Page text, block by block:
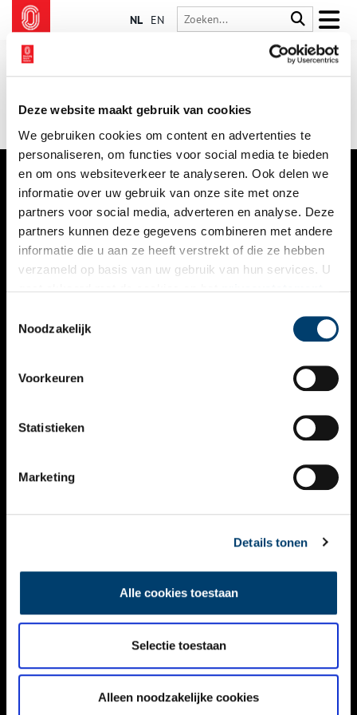
Deze website maakt gebruik van cookies
We gebruiken cookies om content en advertenties te
personaliseren, om functies voor social media te bieden
en om ons websiteverkeer te analyseren. Ook delen we
informatie over uw gebruik van onze site met onze
partners voor social media, adverteren en analyse. Deze
partners kunnen deze gegevens combineren met andere
informatie die u aan ze heeft verstrekt of die ze hebben
verzameld op basis van uw gebruik van hun services. U
Noodzakelijk
Voorkeuren
Statistieken
Marketing
Details tonen
Alle cookies toestaan
Selectie toestaan
Alleen noodzakelijke cookies
NL EN
VERHALEN
NIEUWS
KALENDER
ACTIVITEITEN
NIEUWSBRIEF
DISCLAIMER
TOEGANKELIJKHEID
Volg ONH op social media